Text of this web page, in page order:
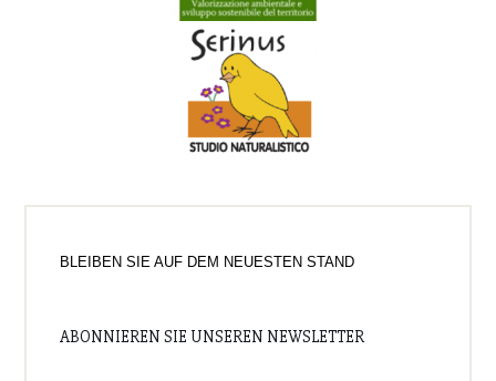
BLEIBEN SIE AUF DEM NEUESTEN STAND
ABONNIEREN SIE UNSEREN NEWSLETTER